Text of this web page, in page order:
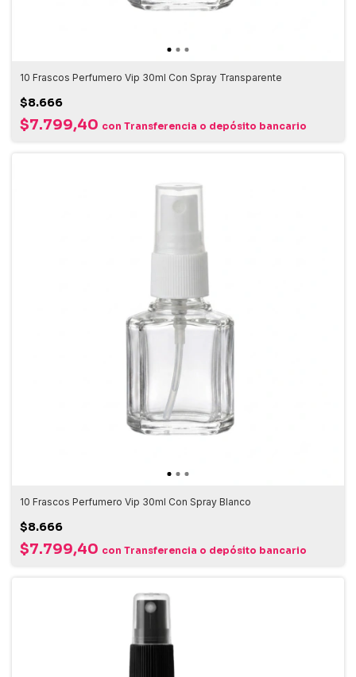
10 Frascos Perfumero Vip 30ml Con Spray Transparente
$8.666
$7.799,40 con Transferencia o depósito bancario
10 Frascos Perfumero Vip 30ml Con Spray Blanco
$8.666
$7.799,40 con Transferencia o depósito bancario